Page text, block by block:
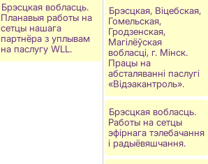
Брэсцкая вобласць.
Планавыя работы на
сетцы нашага
партнёра з уплывам
на паслугу WLL.
Брэсцкая, Віцебская,
Гомельская,
Гродзенская,
Магілёўская
вобласці, г. Мінск.
Працы на
абсталяванні паслугі
«Відэакантроль».
Брэсцкая вобласць.
Работы на сетцы
эфірнага тэлебачання
і радыёвяшчання.